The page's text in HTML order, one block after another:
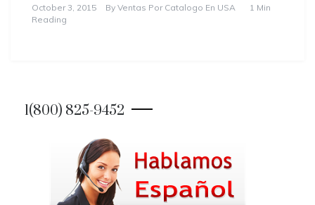
October 3, 2015 By Ventas Por Catalogo En USA
1 Min
Reading
1(800) 825-9452